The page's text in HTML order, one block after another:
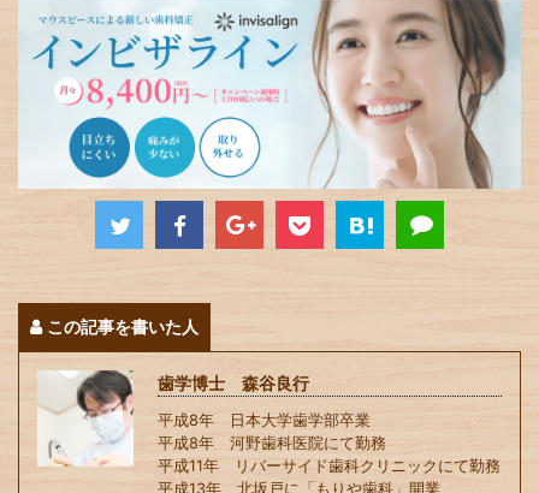
この記事を書いた人
歯学博士 森谷良行
平成8年 日本大学歯学部卒業
平成8年 河野歯科医院にて勤務
平成11年 リバーサイド歯科クリニックにて勤務
平成13年 北坂戸に「もりや歯科」開業